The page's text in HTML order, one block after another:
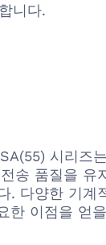
니다.
시리즈
송 품질을 유
. 다양한 기계
한 이점을 얻